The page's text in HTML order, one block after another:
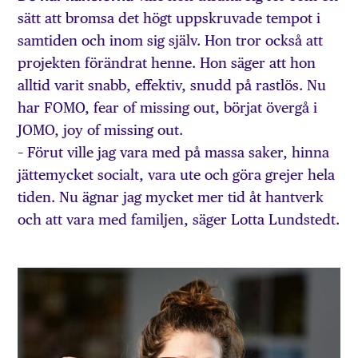
sätt att bromsa det högt uppskruvade tempot i
samtiden och inom sig själv. Hon tror också att
projekten förändrat henne. Hon säger att hon
alltid varit snabb, effektiv, snudd på rastlös. Nu
har FOMO, fear of missing out, börjat övergå i
JOMO, joy of missing out.
– Förut ville jag vara med på massa saker, hinna
jättemycket socialt, vara ute och göra grejer hela
tiden. Nu ägnar jag mycket mer tid åt hantverk
och att vara med familjen, säger Lotta Lundstedt.